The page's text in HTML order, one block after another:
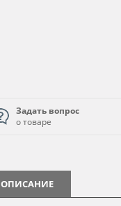
Задать вопрос
о товаре
ОПИСАНИЕ